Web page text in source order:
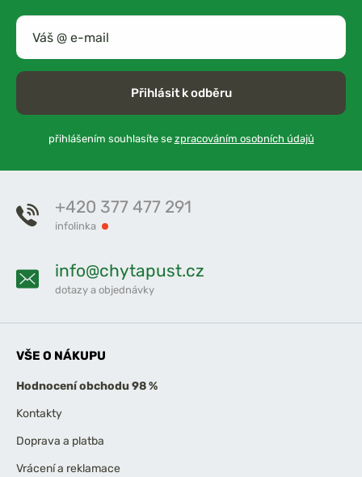
Přihlásit k odběru
přihlášením souhlasíte se zpracováním osobních údajů
+420 377 477 291
infolinka
info@chytapust.cz
dotazy a objednávky
VŠE O NÁKUPU
Hodnocení obchodu 98 %
Kontakty
Doprava a platba
Vrácení a reklamace